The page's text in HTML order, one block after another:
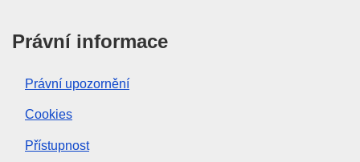
Právní informace
Právní upozornění
Cookies
Přístupnost